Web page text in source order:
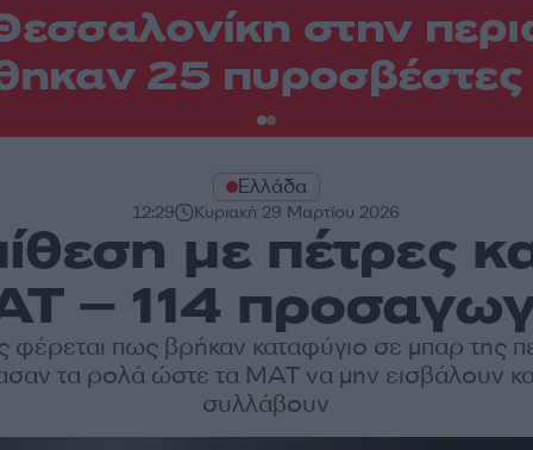
στην
25 πυροσβέστες
Ελλάδα
12:29 Κυριακή 29 Μαρτίου 2026
με πέτρες
– 114
φέρεται πως βρήκαν καταφύγιο σε μπαρ της
τα ρολά ώστε τα ΜΑΤ να μην εισβάλουν
συλλάβουν